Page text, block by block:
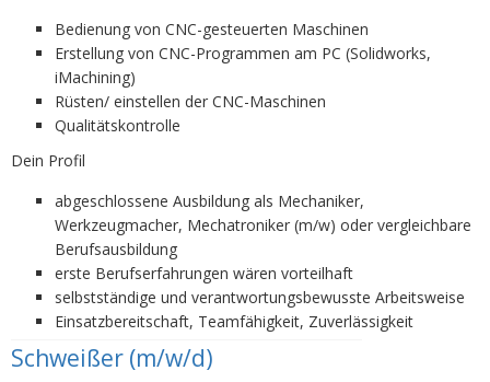
Bedienung von CNC-gesteuerten Maschinen
Erstellung von CNC-Programmen am PC (Solidworks,
iMachining)
Rüsten/ einstellen der CNC-Maschinen
Qualitätskontrolle
Dein Profil
abgeschlossene Ausbildung als Mechaniker,
Werkzeugmacher, Mechatroniker (m/w) oder vergleichbare
Berufsausbildung
erste Berufserfahrungen wären vorteilhaft
selbstständige und verantwortungsbewusste Arbeitsweise
Einsatzbereitschaft, Teamfähigkeit, Zuverlässigkeit
Schweißer (m/w/d)